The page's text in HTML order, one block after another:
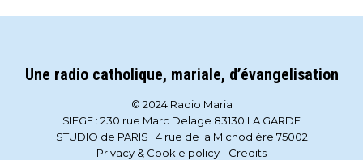
Une radio catholique, mariale, d’évangelisation
© 2024 Radio Maria
SIEGE : 230 rue Marc Delage 83130 LA GARDE
STUDIO de PARIS : 4 rue de la Michodière 75002
Privacy & Cookie policy- Credits